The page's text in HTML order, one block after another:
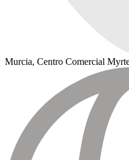
Murcia, Centro Comercial